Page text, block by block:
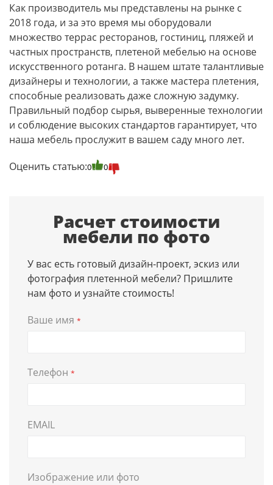
Как производитель мы представлены на рынке с
2018 года, и за это время мы оборудовали
множество террас ресторанов, гостиниц, пляжей и
частных пространств, плетеной мебелью на основе
искусственного ротанга. В нашем штате талантливые
дизайнеры и технологии, а также мастера плетения,
способные реализовать даже сложную задумку.
Правильный подбор сырья, выверенные технологии
и соблюдение высоких стандартов гарантирует, что
наша мебель прослужит в вашем саду много лет.
Оценить статью:0 0
Расчет стоимости
мебели по фото
У вас есть готовый дизайн-проект, эскиз или
фотография плетенной мебели? Пришлите
нам фото и узнайте стоимость!
Ваше имя *
Телефон *
EMAIL
Изображение или фото